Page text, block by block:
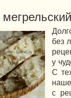
без
у
С
с